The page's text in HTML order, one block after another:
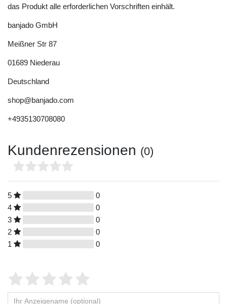
das Produkt alle erforderlichen Vorschriften einhält.
banjado GmbH
Meißner Str 87
01689 Niederau
Deutschland
shop@banjado.com
+4935130708080
Kundenrezensionen (0)
5
0
4
0
3
0
2
0
1
0